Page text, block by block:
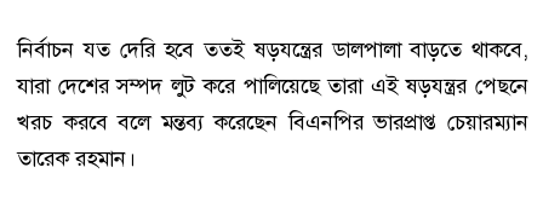
নির্বাচন যত দেরি হবে ততই ষড়যন্ত্রের ডালপালা বাড়তে থাকবে,
যারা দেশের সম্পদ লুট করে পালিয়েছে তারা এই ষড়যন্ত্রর পেছনে
খরচ করবে বলে মন্তব্য করেছেন বিএনপির ভারপ্রাপ্ত চেয়ারম্যান
তারেক রহমান।